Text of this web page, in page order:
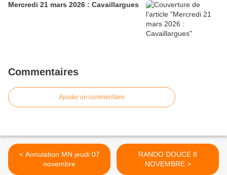
Mercredi 21 mars 2026 : Cavaillargues
Commentaires
Ajouter un commentaire
< Annulation MN jeudi 07
novembre
RANDO DOUCE 8
NOVEMBRE >